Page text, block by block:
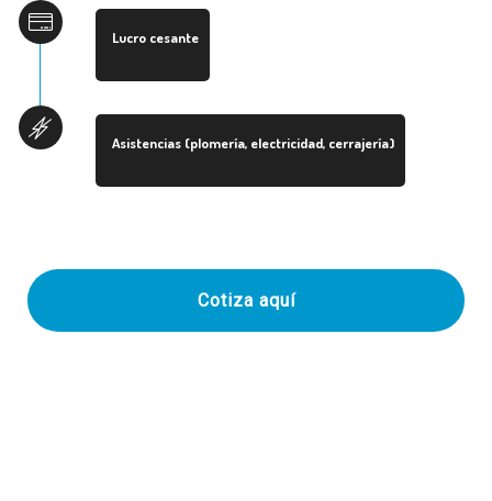
Lucro cesante
Asistencias (plomería, electricidad, cerrajería)
Cotiza aquí